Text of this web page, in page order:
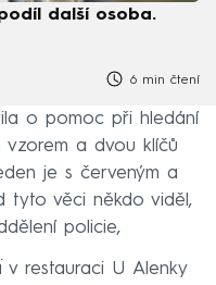
další osoba.
6 min čtení
o pomoc při hledání
vzorem a dvou klíčů
je s červeným a
tyto věci někdo viděl,
policie,
restauraci U Alenky